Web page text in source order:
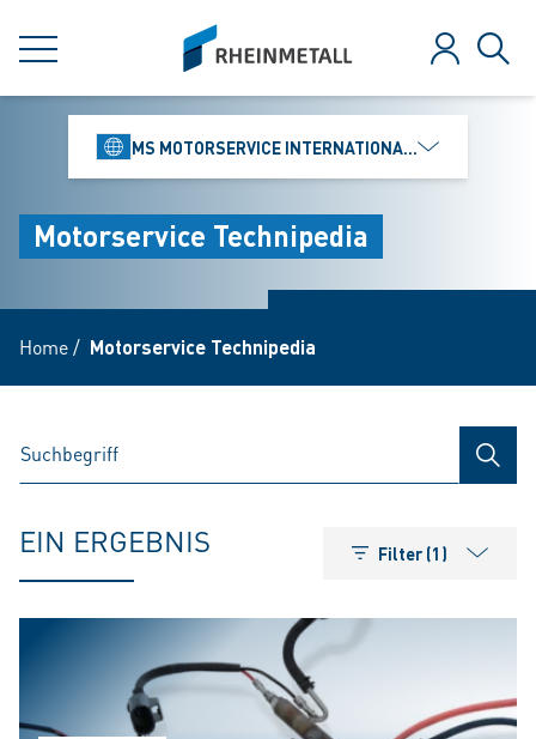
MENÜ
siteLogo
Anmelden
MS MOTORSERVICE INTERNATIONAL GMBH
Motorservice Technipedia
Home/ Motorservice Technipedia
EIN ERGEBNIS Filter (1)